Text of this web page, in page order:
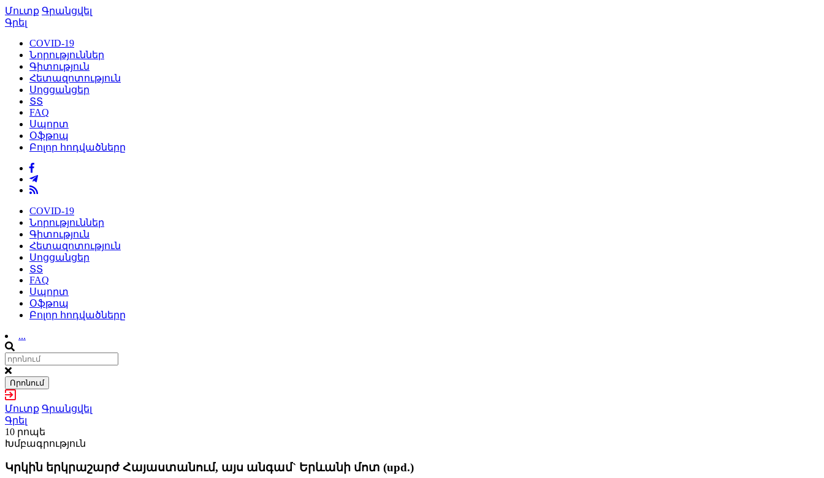
Մուտք Գրանցվել
Գրել
COVID-19
Նորություններ
Գիտություն
Հետազոտություն
Սոցցանցեր
ՏՏ
FAQ
Սպորտ
Օֆթոպ
Բոլոր հոդվածները
COVID-19
Նորություններ
Գիտություն
Հետազոտություն
Սոցցանցեր
ՏՏ
FAQ
Սպորտ
Օֆթոպ
Բոլոր հոդվածները
...
Որոնում
Մուտք Գրանցվել
Գրել
10 րոպե
Խմբագրություն
Կրկին երկրաշարժ Հայաստանում, այս անգամ` Երևանի մոտ (upd.)